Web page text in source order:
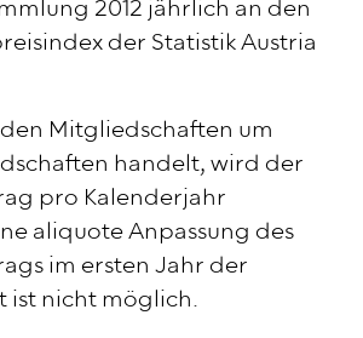
2012 jährlich an den
der Statistik Austria
den Mitgliedschaften um
handelt, wird der
pro Kalenderjahr
aliquote Anpassung des
im ersten Jahr der
ist nicht möglich.